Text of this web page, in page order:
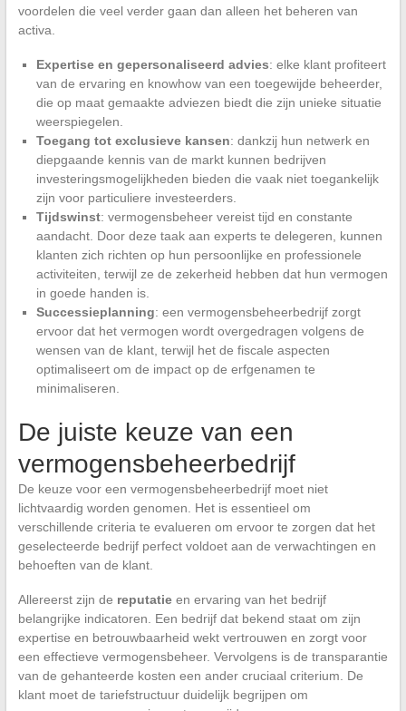
voordelen die veel verder gaan dan alleen het beheren van
activa.
Expertise en gepersonaliseerd advies: elke klant profiteert
van de ervaring en knowhow van een toegewijde beheerder,
die op maat gemaakte adviezen biedt die zijn unieke situatie
weerspiegelen.
Toegang tot exclusieve kansen: dankzij hun netwerk en
diepgaande kennis van de markt kunnen bedrijven
investeringsmogelijkheden bieden die vaak niet toegankelijk
zijn voor particuliere investeerders.
Tijdswinst: vermogensbeheer vereist tijd en constante
aandacht. Door deze taak aan experts te delegeren, kunnen
klanten zich richten op hun persoonlijke en professionele
activiteiten, terwijl ze de zekerheid hebben dat hun vermogen
in goede handen is.
Successieplanning: een vermogensbeheerbedrijf zorgt
ervoor dat het vermogen wordt overgedragen volgens de
wensen van de klant, terwijl het de fiscale aspecten
optimaliseert om de impact op de erfgenamen te
minimaliseren.
De juiste keuze van een
vermogensbeheerbedrijf
De keuze voor een vermogensbeheerbedrijf moet niet
lichtvaardig worden genomen. Het is essentieel om
verschillende criteria te evalueren om ervoor te zorgen dat het
geselecteerde bedrijf perfect voldoet aan de verwachtingen en
behoeften van de klant.
Allereerst zijn de reputatieen ervaring van het bedrijf
belangrijke indicatoren. Een bedrijf dat bekend staat om zijn
expertise en betrouwbaarheid wekt vertrouwen en zorgt voor
een effectieve vermogensbeheer. Vervolgens is de transparantie
van de gehanteerde kosten een ander cruciaal criterium. De
klant moet de tariefstructuur duidelijk begrijpen om